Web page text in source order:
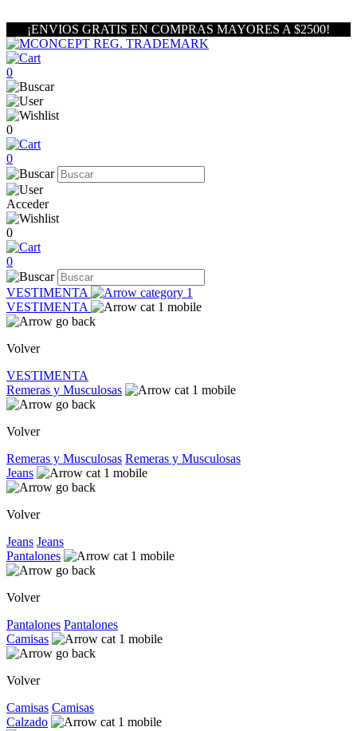
¡ENVIOS GRATIS EN COMPRAS MAYORES A $2500!
0
0
0
Acceder
0
0
VESTIMENTA
VESTIMENTA
Volver
VESTIMENTA
Remeras y Musculosas
Volver
Remeras y Musculosas Remeras y Musculosas
Jeans
Volver
Jeans Jeans
Pantalones
Volver
Pantalones Pantalones
Camisas
Volver
Camisas Camisas
Calzado